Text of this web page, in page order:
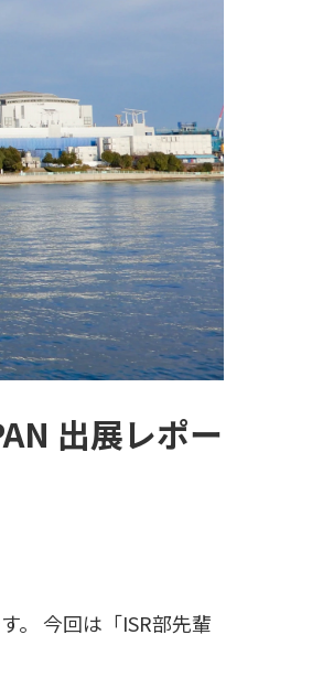
出展レポー
。 今回は「ISR部先輩